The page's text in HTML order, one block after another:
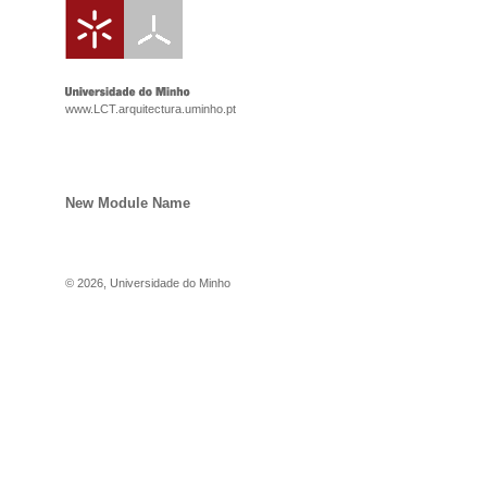
www.LCT.arquitectura.uminho.pt
New Module Name
© 2026 Universidade do Minho